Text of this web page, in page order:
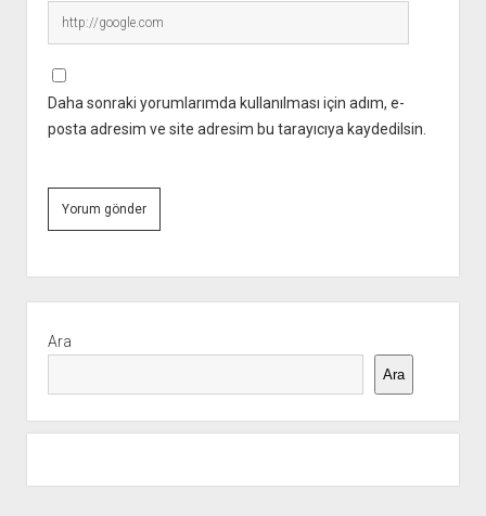
Daha sonraki yorumlarımda kullanılması için adım, e-
posta adresim ve site adresim bu tarayıcıya kaydedilsin.
Menü
Ara
Ara